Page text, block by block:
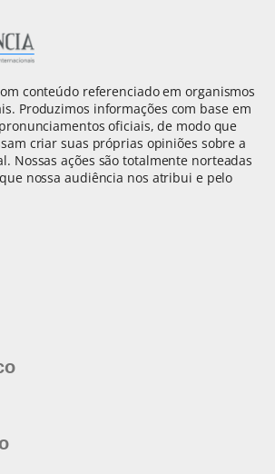
conteúdo referenciado em organismos
Produzimos informações com base em
oficiais, de modo que
criar suas próprias opiniões sobre a
Nossas ações são totalmente norteadas
nossa audiência nos atribui e pelo